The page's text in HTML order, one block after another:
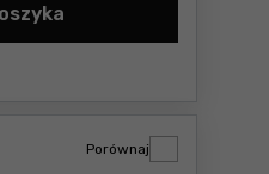
Opalarka Makita DHG180ZK
Porównaj